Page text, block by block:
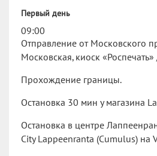
Первый день
09:00
Отправление от Московского
Московская, киоск
Прохождение границы.
Остановка 30 мин у магазина
Остановка в центре
City Lappeenranta (Cumulus) на